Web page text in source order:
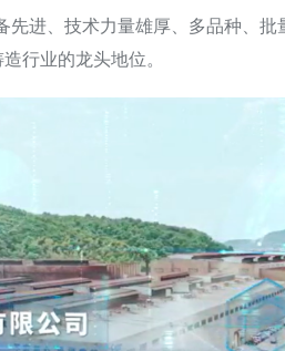
进、技术力量雄厚、多品种、
行业的龙头地位。